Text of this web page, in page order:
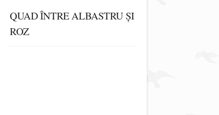
QUAD ÎNTRE ALBASTRU ȘI
ROZ